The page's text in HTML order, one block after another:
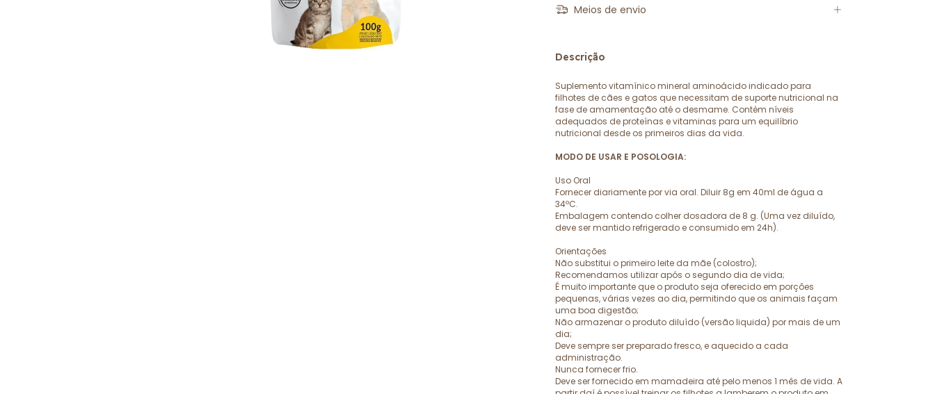
Meios de envio
Descrição
Suplemento vitamínico mineral aminoácido indicado para
filhotes de cães e gatos que necessitam de suporte nutricional na
fase de amamentação até o desmame. Contém níveis
adequados de proteínas e vitaminas para um equilíbrio
nutricional desde os primeiros dias da vida.
MODO DE USAR E POSOLOGIA:
Uso Oral
Fornecer diariamente por via oral. Diluir 8g em 40ml de água a
34ºC.
Embalagem contendo colher dosadora de 8 g. (Uma vez diluído,
deve ser mantido refrigerado e consumido em 24h).
Orientações
Não substitui o primeiro leite da mãe (colostro);
Recomendamos utilizar após o segundo dia de vida;
É muito importante que o produto seja oferecido em porções
pequenas, várias vezes ao dia, permitindo que os animais façam
uma boa digestão;
Não armazenar o produto diluído (versão liquida) por mais de um
dia;
Deve sempre ser preparado fresco, e aquecido a cada
administração.
Nunca fornecer frio.
Deve ser fornecido em mamadeira até pelo menos 1 mês de vida. A